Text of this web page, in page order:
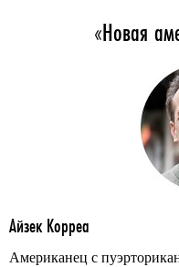
«Новая
Айзек Корреа
Американец с